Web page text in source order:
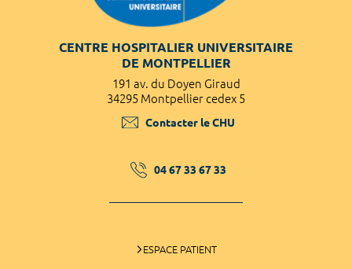
CENTRE HOSPITALIER UNIVERSITAIRE
DE MONTPELLIER
191 av. du Doyen Giraud
34295 Montpellier cedex 5
Contacter le CHU
04 67 33 67 33
ESPACE PATIENT